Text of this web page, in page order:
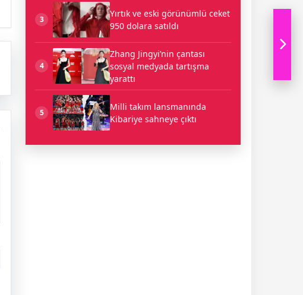
3
Yırtık ve eski görünümlü ceket
950 dolara satıldı
4
Zhang Jingyi’nin çantası
sosyal medyada tartışma
yarattı
5
Milli takım lansmanında
Kibariye sahneye çıktı